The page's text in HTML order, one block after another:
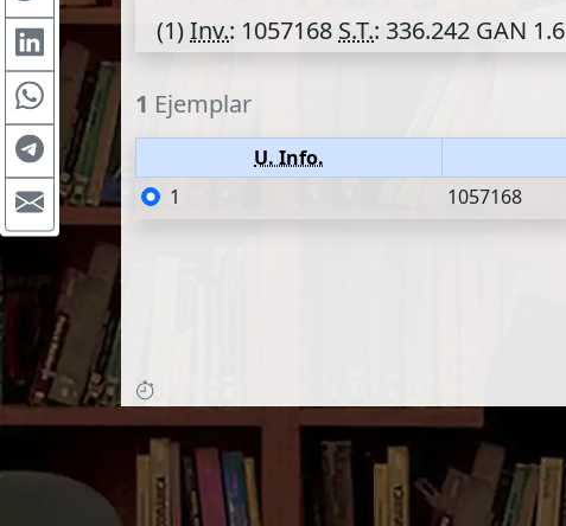
(1)Inv.: 1057168 S.T.: 336.242 GAN 1.6
1 Ejemplar
U. Info.
1
1057168